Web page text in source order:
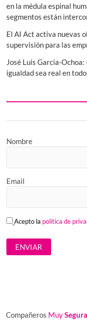
en la médula espinal
segmentos están
El AI Act activa nuevas
supervisión para las
José Luis García-
igualdad sea real en
Nombre
Email
Acepto la política de
Compañeros MuySegura